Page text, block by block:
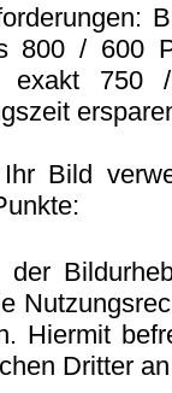
800 / 600
exakt 750
Bild
der
Hiermit
Dritter